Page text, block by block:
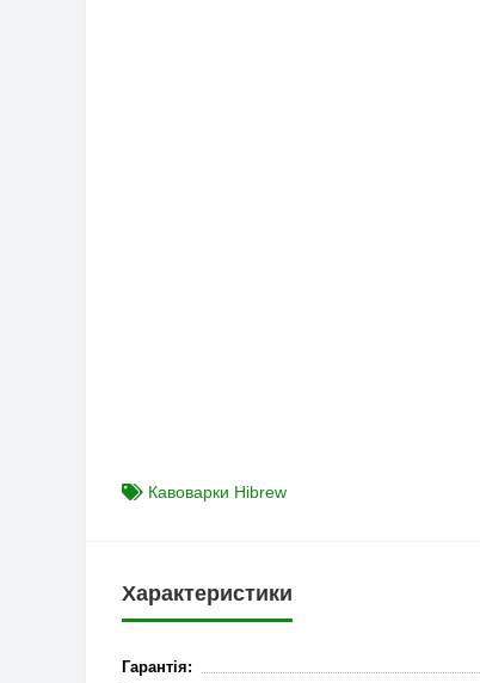
Кавоварки Hibrew
Характеристики
Гарантія: